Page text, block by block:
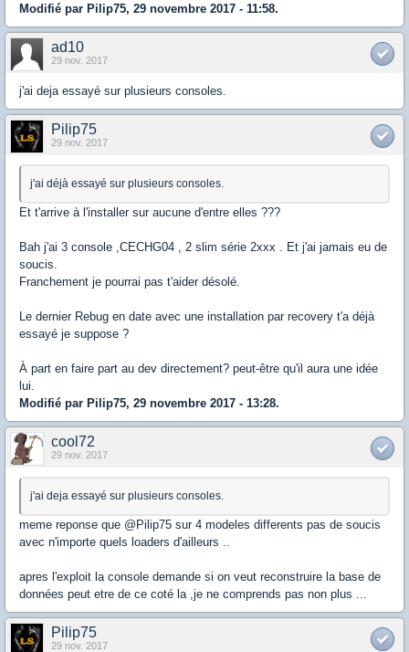
Modifié par Pilip75, 29 novembre 2017 - 11:58.
ad10
29 nov. 2017
j'ai deja essayé sur plusieurs consoles.
Pilip75
29 nov. 2017
j'ai déjà essayé sur plusieurs consoles.
Et t'arrive à l'installer sur aucune d'entre elles ???
Bah j'ai 3 console ,CECHG04 , 2 slim série 2xxx . Et j'ai jamais eu de
soucis.
Franchement je pourrai pas t'aider désolé.
Le dernier Rebug en date avec une installation par recovery t'a déjà
essayé je suppose ?
À part en faire part au dev directement? peut-être qu'il aura une idée
lui.
Modifié par Pilip75, 29 novembre 2017 - 13:28.
cool72
29 nov. 2017
j'ai deja essayé sur plusieurs consoles.
meme reponse que @Pilip75 sur 4 modeles differents pas de soucis
avec n'importe quels loaders d'ailleurs ..
apres l'exploit la console demande si on veut reconstruire la base de
données peut etre de ce coté la ,je ne comprends pas non plus ...
Pilip75
29 nov. 2017